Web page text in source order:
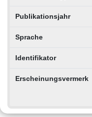
Publikationsjahr
Sprache
Identifikator
Erscheinungsvermerk